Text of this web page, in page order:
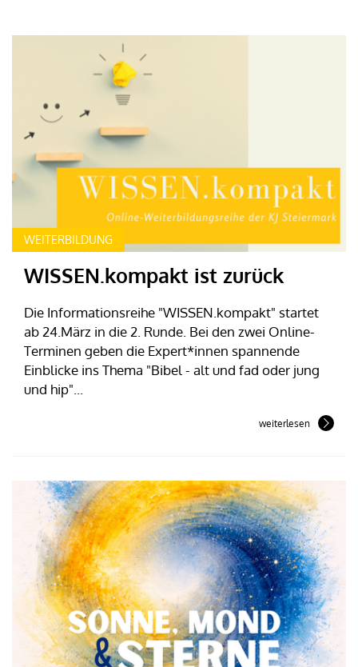
WEITERBILDUNG
WISSEN.kompakt ist zurück
Die Informationsreihe "WISSEN.kompakt" startet
ab 24.März in die 2. Runde. Bei den zwei Online-
Terminen geben die Expert*innen spannende
Einblicke ins Thema "Bibel - alt und fad oder jung
und hip"...
weiterlesen